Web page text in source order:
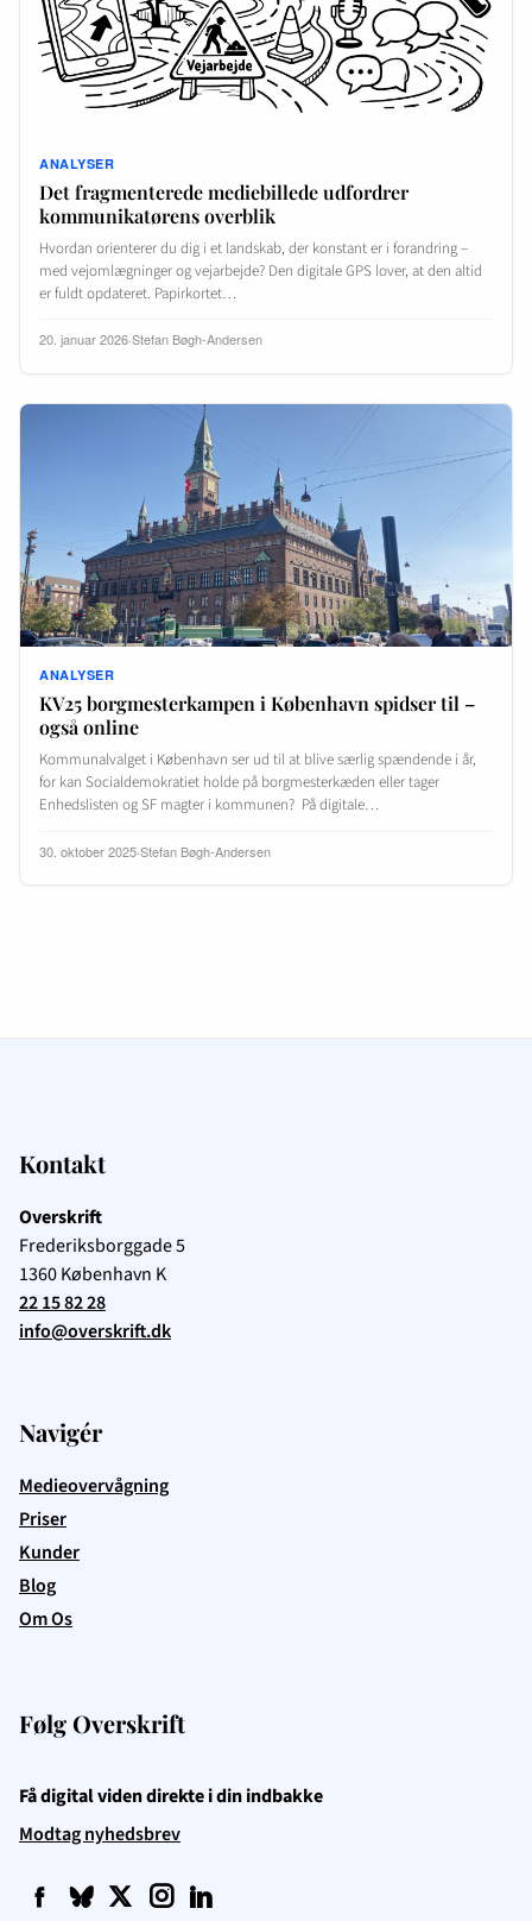
ANALYSER
Det fragmenterede mediebillede udfordrer
kommunikatørens overblik
Hvordan orienterer du dig i et landskab, der konstant er i forandring –
med vejomlægninger og vejarbejde? Den digitale GPS lover, at den altid
er fuldt opdateret. Papirkortet…
20. januar 2026·Stefan Bøgh-Andersen
ANALYSER
KV25 borgmesterkampen i København spidser til –
også online
Kommunalvalget i København ser ud til at blive særlig spændende i år,
for kan Socialdemokratiet holde på borgmesterkæden eller tager
Enhedslisten og SF magter i kommunen? På digitale…
30. oktober 2025·Stefan Bøgh-Andersen
Kontakt
Overskrift
Frederiksborggade 5
1360København K
22 15 82 28
info@overskrift.dk
Navigér
Medieovervågning
Priser
Kunder
Blog
Om Os
Følg Overskrift
Få digital viden direkte i din indbakke
Modtag nyhedsbrev
f q t i l